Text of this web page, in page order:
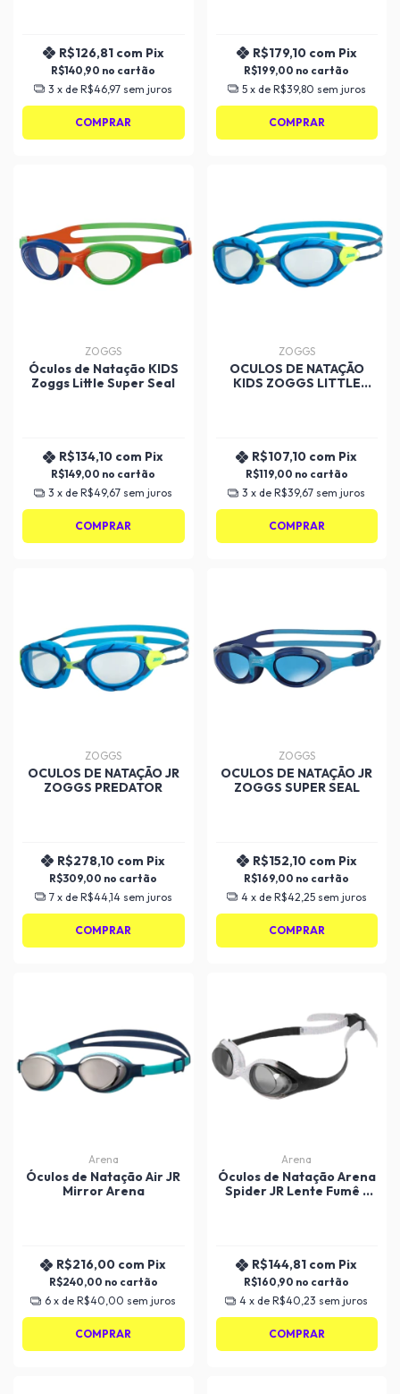
R$140,90
R$126,81 com Pix
3 x deR$46,97 sem juros
COMPRAR
R$199,00
R$179,10 com Pix
5 x de R$39,80 sem juros
COMPRAR
ZOGGS
Óculos de Natação KIDS
Zoggs Little Super Seal
R$149,00
R$134,10 com Pix
3 x deR$49,67 sem juros
COMPRAR
ZOGGS
OCULOS DE NATAÇÃO
KIDS ZOGGS LITTLE
R$119,00
R$107,10 com Pix
3 x deR$39,67 sem juros
COMPRAR
ZOGGS
OCULOS DE NATAÇÃO JR
ZOGGS PREDATOR
R$309,00
R$278,10 com Pix
7 x de R$44,14 sem juros
COMPRAR
ZOGGS
OCULOS DE NATAÇÃO JR
ZOGGS SUPER SEAL
R$169,00
R$152,10 com Pix
4 x de R$42,25 sem juros
COMPRAR
Arena
Óculos de Natação Air JR
Mirror Arena
R$240,00
R$216,00 com Pix
6 x deR$40,00 sem juros
COMPRAR
Arena
Óculos de Natação Arena
Spider JR Lente Fumê -
R$160,90
R$144,81 com Pix
4 x deR$40,23 sem juros
COMPRAR